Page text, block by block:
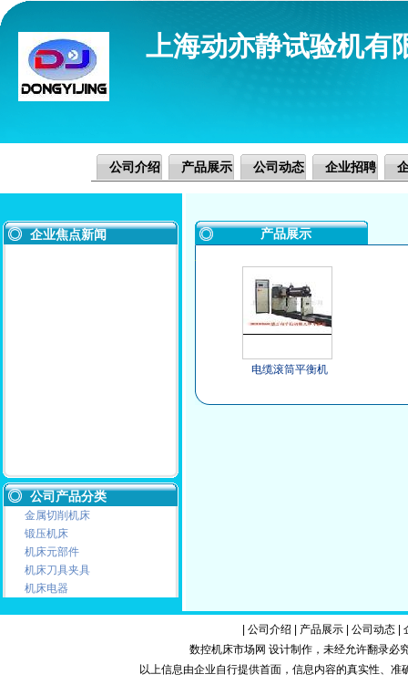
上海动亦静试验机有
公司介绍 产品展示 公司动态 企业招聘
企业焦点新闻
公司产品分类
金属切削机床
锻压机床
机床元部件
机床刀具夹具
机床电器
产品展示
电缆滚筒平衡机
公司介绍 产品展示| 公司动态|
数控机床市场网 设计制作，未经允许翻录必
以上信息由企业自行提供首面，信息内容的真实性、